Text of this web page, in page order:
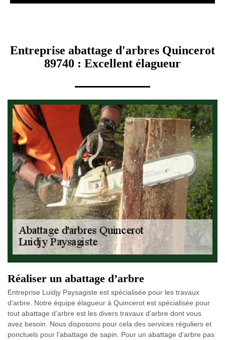
Entreprise abattage d'arbres Quincerot
89740 : Excellent élagueur
Réaliser un abattage d’arbre
Entreprise Luidjy Paysagiste est spécialisée pour les travaux
d’arbre. Notre équipe élagueur à Quincerot est spécialisée pour
tout abattage d’arbre est les divers travaux d’arbre dont vous
avez besoin. Nous disposons pour cela des services réguliers et
ponctuels pour l’abattage de sapin. Pour un abattage d’arbre pas